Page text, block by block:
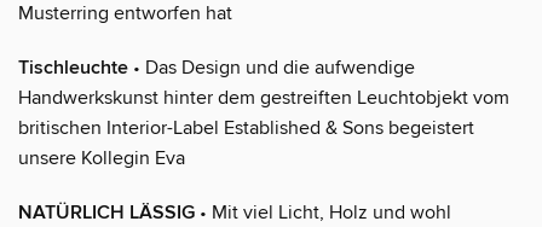
Musterring entworfen hat
Tischleuchte • Das Design und die aufwendige
Handwerkskunst hinter dem gestreiften Leuchtobjekt vom
britischen Interior-Label Established & Sons begeistert
unsere Kollegin Eva
NATÜRLICH LÄSSIG • Mit viel Licht, Holz und wohl